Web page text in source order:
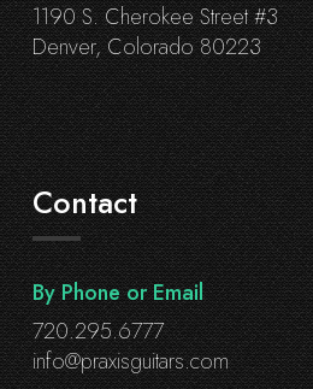
1190 S. Cherokee Street #3
Denver, Colorado 80223
Contact
By Phone or Email
720.295.6777
info@praxisguitars.com